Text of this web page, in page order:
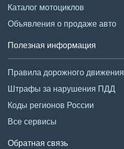
Каталог мотоциклов
Объявления о продаже авто
Полезная информация
Правила дорожного движения
Штрафы за нарушения ПДД
Коды регионов России
Все сервисы
Обратная связь